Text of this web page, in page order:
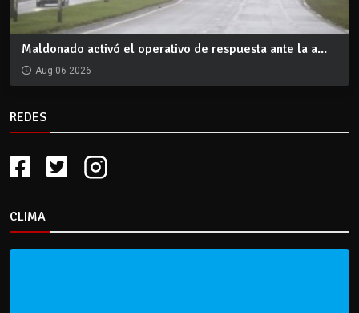
Maldonado activó el operativo de respuesta ante la a...
Aug 06 2026
REDES
CLIMA